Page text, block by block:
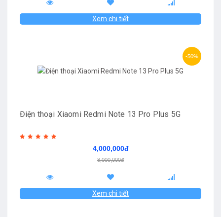
Xem chi tiết
-50%
Điện thoại Xiaomi Redmi Note 13 Pro Plus 5G
4,000,000đ
8,000,000đ
Xem chi tiết